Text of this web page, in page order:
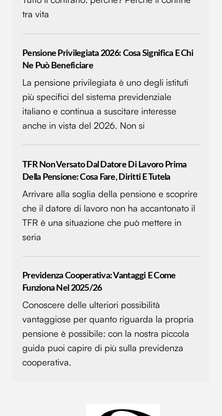
tra vita
Pensione Privilegiata 2026: Cosa Significa E Chi
Ne Può Beneficiare
La pensione privilegiata è uno degli istituti
più specifici del sistema previdenziale
italiano e continua a suscitare interesse
anche in vista del 2026. Non si
TFR Non Versato Dal Datore Di Lavoro Prima
Della Pensione: Cosa Fare, Diritti E Tutela
Arrivare alla soglia della pensione e scoprire
che il datore di lavoro non ha accantonato il
TFR è una situazione che può mettere in
seria
Previdenza Cooperativa: Vantaggi E Come
Funziona Nel 2025/26
Conoscere delle ulteriori possibilità
vantaggiose per quanto riguarda la propria
pensione è possibile: con la nostra piccola
guida puoi capire di più sulla previdenza
cooperativa.